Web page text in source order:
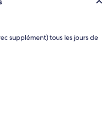
supplément) tous les jours de